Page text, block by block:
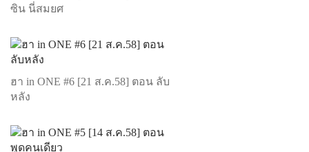
ซิน นี่สมยศ
ฮา in ONE #6 [21 ส.ค.58] ตอน ลับ
หลัง